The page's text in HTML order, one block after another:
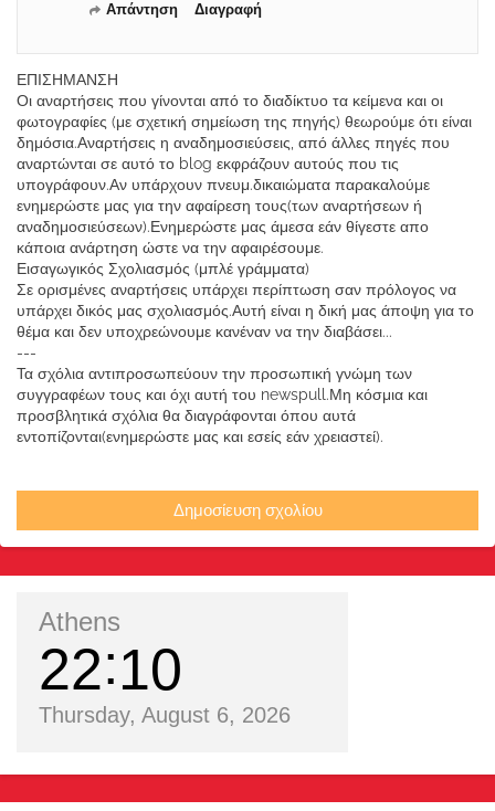
Απάντηση Διαγραφή
ΕΠΙΣΗΜΑΝΣΗ
Οι αναρτήσεις που γίνονται από το διαδίκτυο τα κείμενα και οι
φωτογραφίες (με σχετική σημείωση της πηγής) θεωρούμε ότι είναι
δημόσια.Αναρτήσεις η αναδημοσιεύσεις, από άλλες πηγές που
αναρτώνται σε αυτό το blog εκφράζουν αυτούς που τις
υπογράφουν.Αν υπάρχουν πνευμ.δικαιώματα παρακαλούμε
ενημερώστε μας για την αφαίρεση τους(των αναρτήσεων ή
αναδημοσιεύσεων).Ενημερώστε μας άμεσα εάν θίγεστε απο
κάποια ανάρτηση ώστε να την αφαιρέσουμε.
Εισαγωγικός Σχολιασμός (μπλέ γράμματα)
Σε ορισμένες αναρτήσεις υπάρχει περίπτωση σαν πρόλογος να
υπάρχει δικός μας σχολιασμός.Αυτή είναι η δική μας άποψη για το
θέμα και δεν υποχρεώνουμε κανέναν να την διαβάσει...
---
Τα σχόλια αντιπροσωπεύουν την προσωπική γνώμη των
συγγραφέων τους και όχι αυτή του newspull.Μη κόσμια και
προσβλητικά σχόλια θα διαγράφονται όπου αυτά
εντοπίζονται(ενημερώστε μας και εσείς εάν χρειαστεί).
Δημοσίευση σχολίου
Athens
22 10
Thursday, August 6, 2026